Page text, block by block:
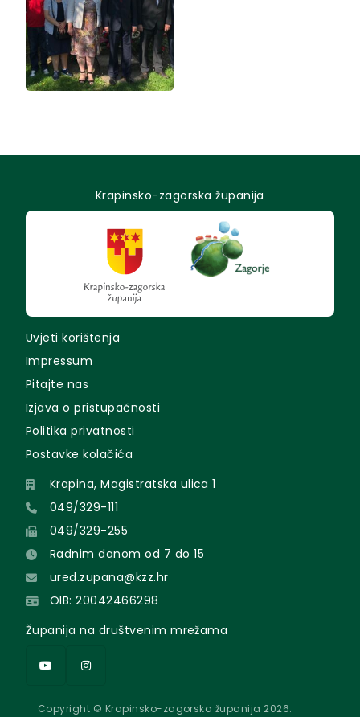
Krapinsko-zagorska županija
Uvjeti korištenja
Impressum
Pitajte nas
Izjava o pristupačnosti
Politika privatnosti
Postavke kolačića
Krapina, Magistratska ulica 1
049/329-111
049/329-255
Radnim danom od 7 do 15
ured.zupana@kzz.hr
OIB: 20042466298
Županija na društvenim mrežama
Copyright © Krapinsko-zagorska županija 2026.